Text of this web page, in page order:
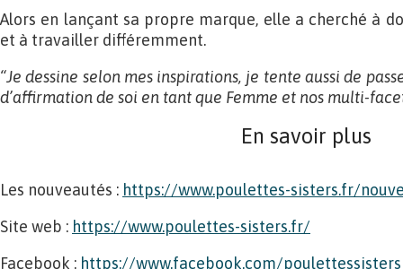
Alors en lançant sa propre marque, elle a cherché à
et à travailler différemment.
“Je dessine selon mes inspirations, je tente aussi de
d’affirmation de soi en tant que Femme et nos multi-
En savoir plus
Les nouveautés : https://www.poulettes-sisters.fr/
Site web : https://www.poulettes-sisters.fr/
Facebook : https://www.facebook.com/poulettessisters